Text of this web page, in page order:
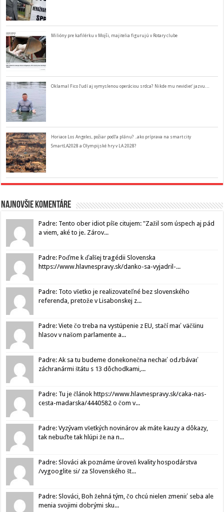
Milióny pre kafilérku v Mojši, majitelia figurujú v Rotary clube
Oklamal Fico ľudí aj vymyslenou operáciou srdca? Nikde mu nevidieť jazvu…
Horiace Los Angeles, požiar podľa plánu? ..ako príprava na smart city
SmartLA2028 a Olympijské hry v LA 2028?
Najnovšie komentáre
Padre: Tento ober idiot píše citujem: "Zažil som úspech aj pád
a viem, aké to je. Zárov...
Padre: Poďme k ďalšej tragédii Slovenska
https://www.hlavnespravy.sk/danko-sa-vyjadril-...
Padre: Toto všetko je realizovateľné bez slovenského
referenda, pretože v Lisabonskej z...
Padre: Viete čo treba na vystúpenie z EU, stačí mať väčšinu
hlasov v našom parlamente a...
Padre: Ak sa tu budeme donekonečna nechať od.rbávať
záchranármi štátu s 13 dôchodkami,...
Padre: Tu je článok https://www.hlavnespravy.sk/caka-nas-
cesta-madarska/4440582 o čom v...
Padre: Vyzývam všetkých novinárov ak máte kauzy a dôkazy,
tak nebuďte tak hlúpi že na n...
Padre: Slováci ak poznáme úroveň kvality hospodárstva
/vygooglite si/ za Slovenského št...
Padre: Slováci, Boh žehná tým, čo chcú nielen zmeniť seba ale
menia svojimi dobrými sku...